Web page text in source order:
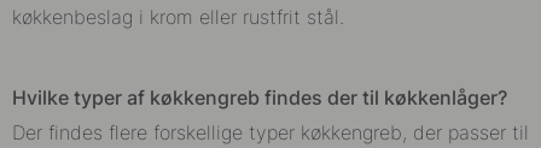
køkkenbeslag i krom eller rustfrit stål.
Hvilke typer af køkkengreb findes der til køkkenlåger?
Der findes flere forskellige typer køkkengreb, der passer til